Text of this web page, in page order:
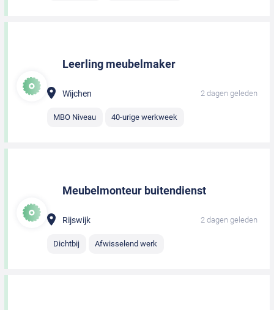
Leerling meubelmaker
Wijchen 2 dagen geleden
MBO Niveau 40-urige werkweek
Meubelmonteur buitendienst
Rijswijk 2 dagen geleden
Dichtbij Afwisselend werk